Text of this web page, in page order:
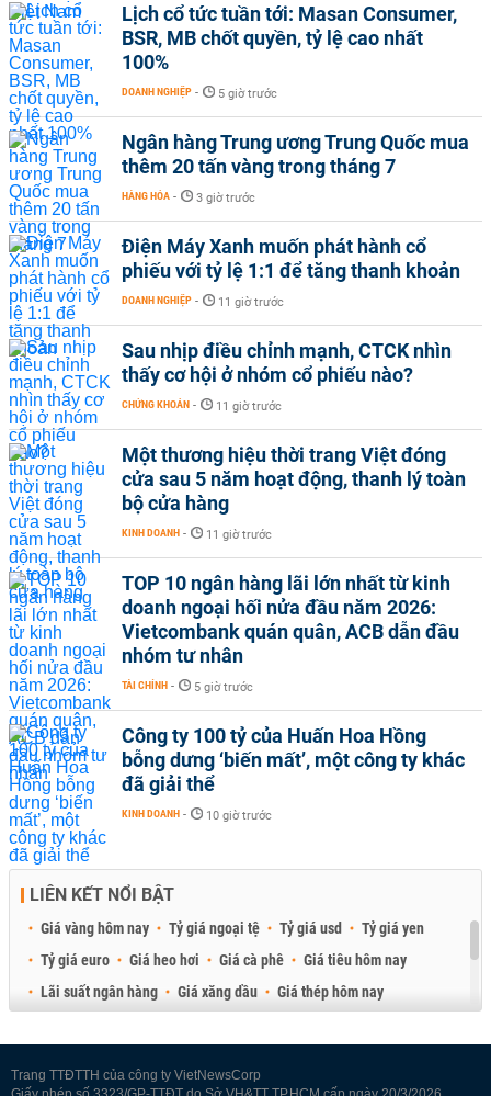
Lịch cổ tức tuần tới: Masan Consumer,
BSR, MB chốt quyền, tỷ lệ cao nhất
100%
DOANH NGHIỆP - 5 giờ trước
Ngân hàng Trung ương Trung Quốc mua
thêm 20 tấn vàng trong tháng 7
HÀNG HÓA - 3 giờ trước
Điện Máy Xanh muốn phát hành cổ
phiếu với tỷ lệ 1:1 để tăng thanh khoản
DOANH NGHIỆP - 11 giờ trước
Sau nhịp điều chỉnh mạnh, CTCK nhìn
thấy cơ hội ở nhóm cổ phiếu nào?
CHỨNG KHOÁN - 11 giờ trước
Một thương hiệu thời trang Việt đóng
cửa sau 5 năm hoạt động, thanh lý toàn
bộ cửa hàng
KINH DOANH - 11 giờ trước
TOP 10 ngân hàng lãi lớn nhất từ kinh
doanh ngoại hối nửa đầu năm 2026:
Vietcombank quán quân, ACB dẫn đầu
nhóm tư nhân
TÀI CHÍNH - 5 giờ trước
Công ty 100 tỷ của Huấn Hoa Hồng
bỗng dưng ‘biến mất’, một công ty khác
đã giải thể
KINH DOANH - 10 giờ trước
LIÊN KẾT NỔI BẬT
Giá vàng hôm nay Tỷ giá ngoại tệ Tỷ giá usd
Tỷ giá yen
Tỷ giá euro
Giá heo hơi Giá cà phê
Giá tiêu hôm nay
Lãi suất ngân hàng
Giá xăng dầu
Giá thép hôm nay
Trang TTĐTTH của công ty VietNewsCorp